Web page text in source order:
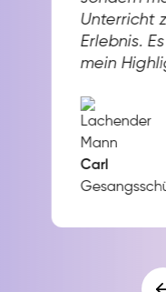
Unterricht
Erlebnis.
mein
Carl